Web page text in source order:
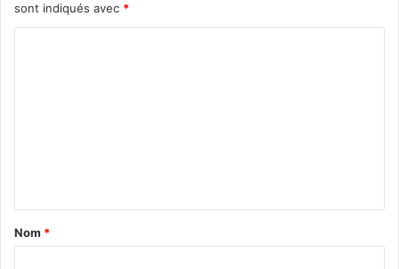
sont indiqués avec *
a
Nom *